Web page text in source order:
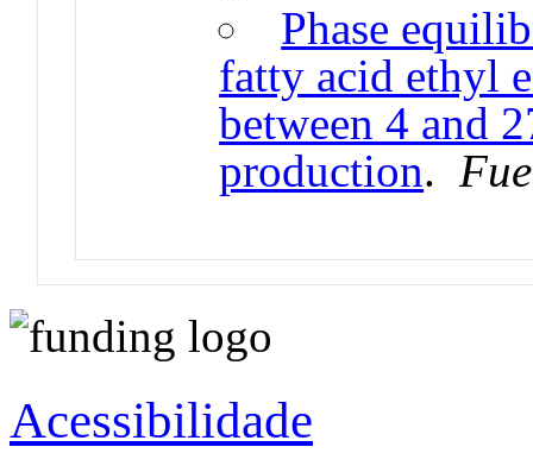
Phase
fatty acid ethyl
between 4 and
production.
Acessibilidade